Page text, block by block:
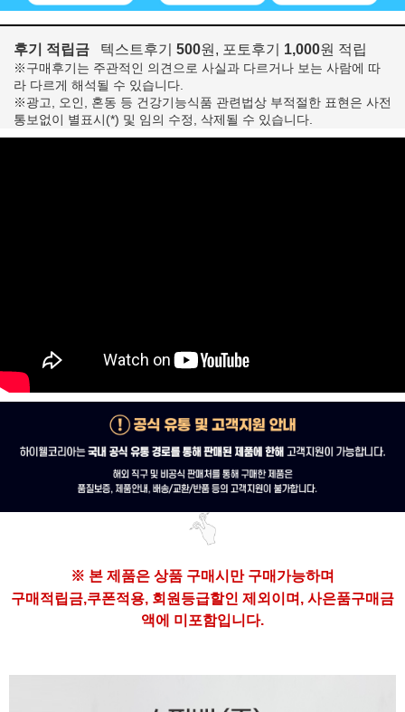
후기 적립금 텍스트후기 500원, 포토후기 1,000원 적립
※구매후기는 주관적인 의견으로 사실과 다르거나 보는 사람에 따
라 다르게 해석될 수 있습니다.
※광고, 오인, 혼동 등 건강기능식품 관련법상 부적절한 표현은 사전
통보없이 별표시(*) 및 임의 수정, 삭제될 수 있습니다.
※ 본 제품은 상품 구매시만 구매가능하며
구매 적립금,쿠폰적용, 회원등급할인 제외이며, 사은품구매금
액에 미포함입니다.